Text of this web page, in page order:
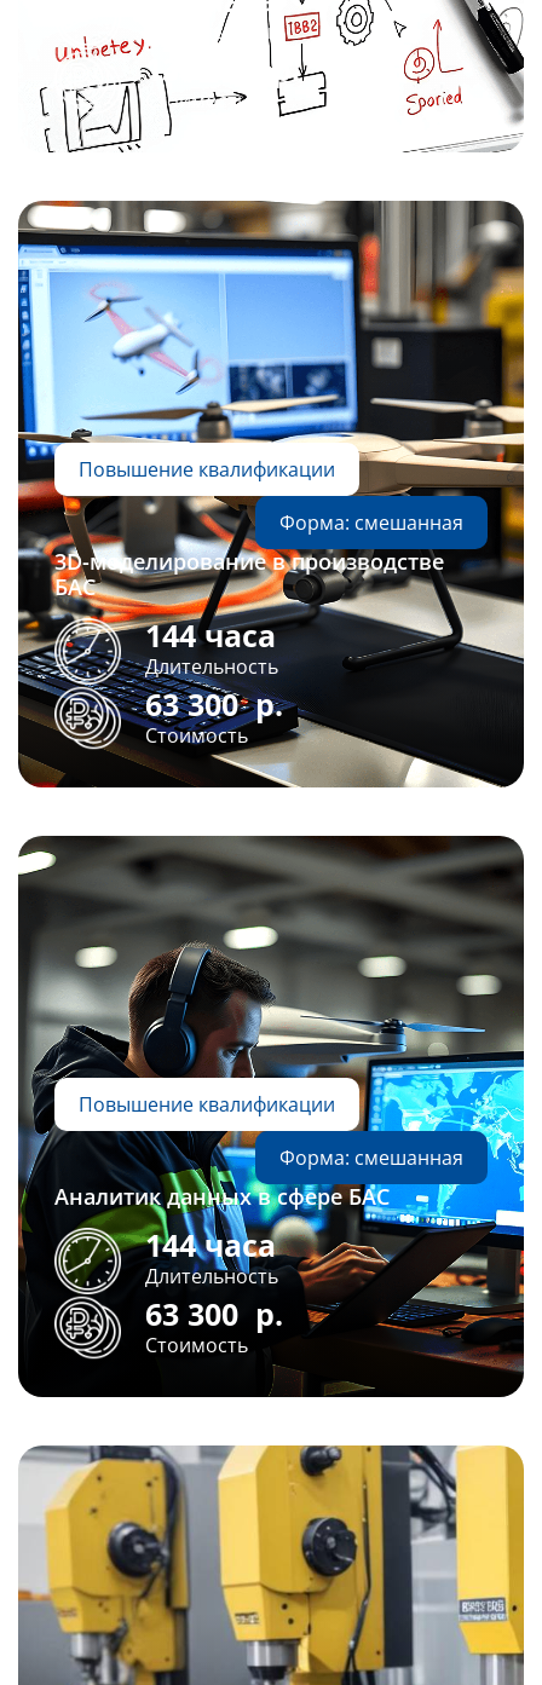
Длительность
130 000 р.
Стоимость
Повышение квалификации
Форма: смешанная
3D-моделирование в производстве
БАС
144 часа
Длительность
63 300р.
Стоимость
Повышение квалификации
Форма: смешанная
Аналитик данных в сфере БАС
144 часа
Длительность
63 300 р.
Стоимость